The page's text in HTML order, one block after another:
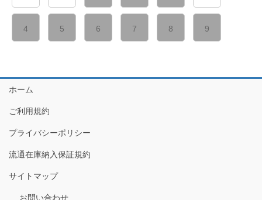
4 5 6 7 8 9
ホーム
ご利用規約
プライバシーポリシー
流通在庫納入保証規約
サイトマップ
お問い合わせ